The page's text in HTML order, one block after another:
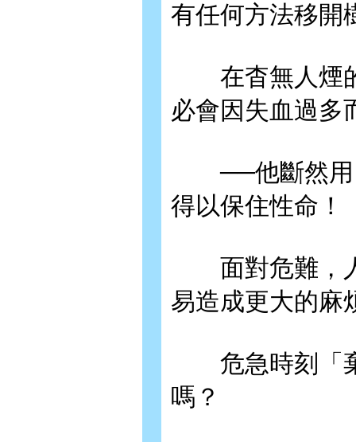
有任何方法移開
在杳無人煙的
必會因失血過多
──他斷然用
得以保住性命！
面對危難，人
易造成更大的麻
危急時刻「棄
嗎？